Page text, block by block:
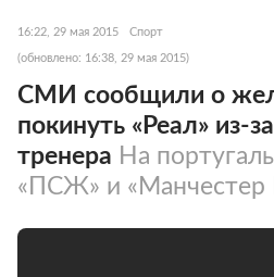
16:22, 29 мая 2015 Спорт
(обновлено: 16:38, 29 мая 2015)
СМИ сообщили о
покинуть «Реал» из-
тренера На
«ПСЖ» и «Манчестер